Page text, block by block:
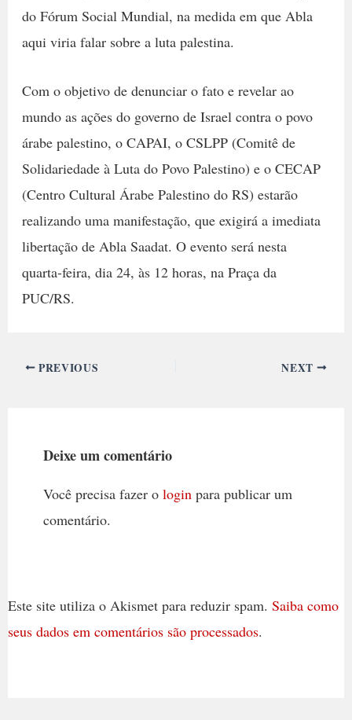
do Fórum Social Mundial, na medida em que Abla
aqui viria falar sobre a luta palestina.
Com o objetivo de denunciar o fato e revelar ao
mundo as ações do governo de Israel contra o povo
árabe palestino, o CAPAI, o CSLPP (Comitê de
Solidariedade à Luta do Povo Palestino) e o CECAP
(Centro Cultural Árabe Palestino do RS) estarão
realizando uma manifestação, que exigirá a imediata
libertação de Abla Saadat. O evento será nesta
quarta-feira, dia 24, às 12 horas, na Praça da
PUC/RS.
PREVIOUS NEXT
Deixe um comentário
Você precisa fazer o loginpara publicar um
comentário.
Este site utiliza o Akismet para reduzir spam. Saiba como
seus dados em comentários são processados.